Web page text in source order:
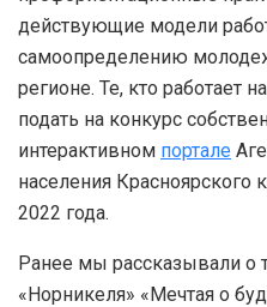
действующие модели
самоопределению
регионе. Те, кто работает
подать на конкурс
интерактивном портале
населения Красноярского
2022 года.
Ранее мы рассказывали о
«Норникеля» «Мечтая о